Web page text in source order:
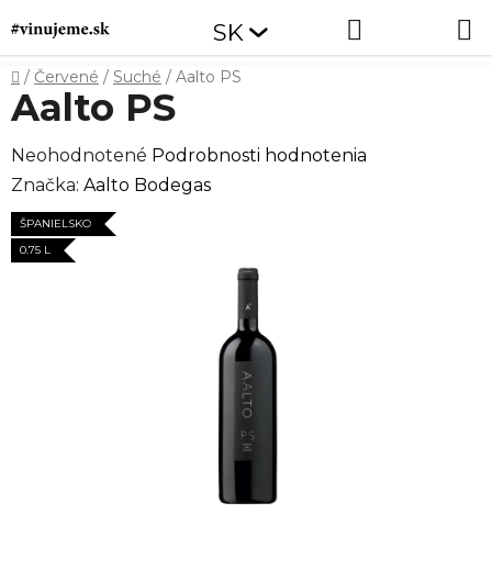
na
obsah
SK
Domov
/ Červené / Suché / Aalto PS
Aalto PS
Priemerné
hodnotenie
produktu
je
Neohodnotené Podrobnosti hodnotenia
Značka: Aalto Bodegas
ŠPANIELSKO
0.75 L